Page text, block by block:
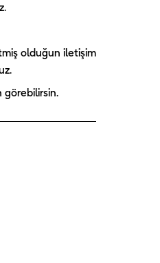
olduğun iletişim
görebilirsin.